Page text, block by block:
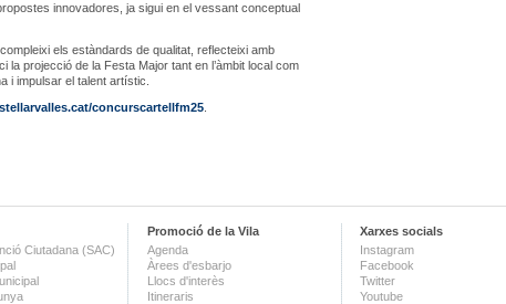
innovadores, ja sigui en el vessant conceptual
els estàndards de qualitat, reflecteixi amb
projecció de la Festa Major tant en l’àmbit local com
i impulsar el talent artístic.
concurscartellfm25
Ciutadana (SAC)
Promoció de la Vila
Agenda
Àrees d'esbarjo
Llocs d'interès
Itineraris
Xarxes socials
Instagram
Facebook
Twitter
Youtube